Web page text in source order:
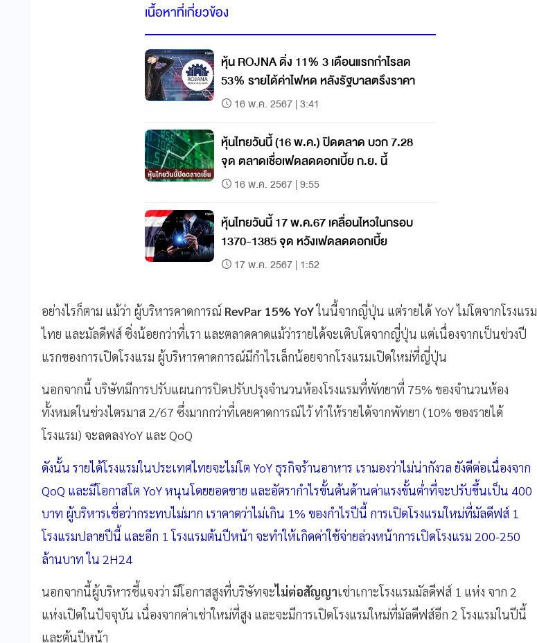
เนื้อหาที่เกี่ยวข้อง
หุ้น ROJNA ดิ่ง 11% 3 เดือนแรกกำไรลด
53% รายได้ค่าไฟหด หลังรัฐบาลตรึงราคา
16 พ.ค. 2567 | 3:41
หุ้นไทยวันนี้ (16 พ.ค.) ปิดตลาด บวก 7.28
จุด ตลาดเชื่อเฟดลดดอกเบี้ย ก.ย. นี้
16 พ.ค. 2567 | 9:55
หุ้นไทยวันนี้ 17 พ.ค.67 เคลื่อนไหวในกรอบ
1370-1385 จุด หวังเฟดลดดอกเบี้ย
17 พ.ค. 2567 | 1:52
อย่างไรก็ตาม แม้ว่า ผู้บริหารคาดการณ์ RevPar 15% YoYในนี้จากญี่ปุ่น แต่รายได้ YoY ไม่โตจากโรงแรม
ไทย และมัลดีฟส์ ซิ่งน้อยกว่าที่เรา และตลาดคาดแม้ว่ารายได้จะเติบโตจากญี่ปุ่น แต่เนื่องจากเป็นช่วงปี
แรกของการเปิดโรงแรม ผู้บริหารคาดการณ์มีกำไรเล็กน้อยจากโรงแรมเปิดใหม่ที่ญี่ปุ่น
นอกจากนี้ บริษัทมีการปรับแผนการปิดปรับปรุงจำนวนห้องโรงแรมที่พัทยาที่ 75% ของจำนวนห้อง
ทั้งหมดในช่วงไตรมาส 2/67 ซึ่งมากกว่าที่เคยคาดการณ์ไว้ ทำให้รายได้จากพัทยา (10% ของรายได้
โรงแรม) จะลดลงYoY และ QoQ
ดังนั้น รายได้โรงแรมในประเทศไทยจะไม่โต YoY ธุรกิจร้านอาหาร เรามองว่าไม่น่ากังวล ยังดีต่อเนื่องจาก
QoQ และมีโอกาสโต YoY หนุนโดยยอดขาย และอัตรากำไรขั้นต้นด้านค่าแรงขั้นต่ำที่จะปรับขึ้นเป็น 400
บาท ผู้บริหารเชื่อว่ากระทบไม่มาก เราคาดว่าไม่เกิน 1% ของกำไรปีนี้ การเปิดโรงแรมใหม่ที่มัลดีฟส์ 1
โรงแรมปลายปีนี้ และอีก 1 โรงแรมต้นปีหน้า จะทำให้เกิดค่าใช้จ่ายล่วงหน้าการเปิดโรงแรม 200-250
ล้านบาท ใน 2H24
นอกจากนี้ผู้บริหารชี้แจงว่า มีโอกาสสูงที่บริษัทจะไม่ต่อสัญญาเช่าเกาะโรงแรมมัลดีฟส์ 1 แห่ง จาก 2
แห่งเปิดในปัจจุบัน เนื่องจากค่าเช่าใหม่ที่สูง และจะมีการเปิดโรงแรมใหม่ที่มัลดีฟส์อีก 2 โรงแรมในปีนี้
และต้นปีหน้า